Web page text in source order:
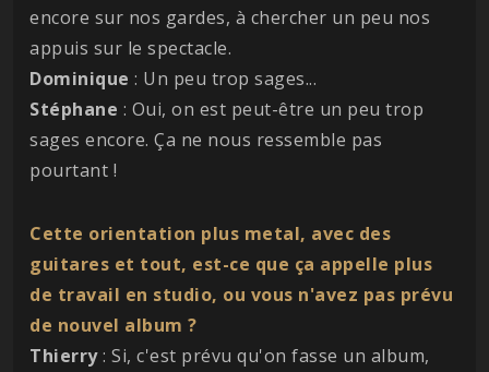
encore sur nos gardes, à chercher un peu nos
appuis sur le spectacle.
Dominique : Un peu trop sages...
Stéphane : Oui, on est peut-être un peu trop
sages encore. Ça ne nous ressemble pas
pourtant !
Cette orientation plus metal, avec des
guitares et tout, est-ce que ça appelle plus
de travail en studio, ou vous n'avez pas prévu
de nouvel album ?
Thierry: Si, c'est prévu qu'on fasse un album,